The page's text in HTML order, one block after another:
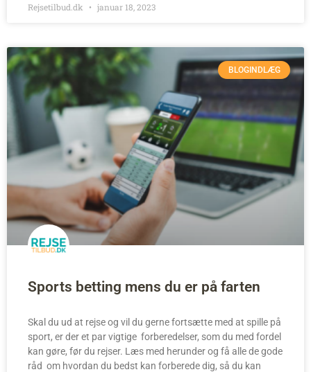
Rejsetilbud.dk januar 18, 2023
BLOGINDLÆG
Sports betting mens du er på farten
Skal du ud at rejse og vil du gerne fortsætte med at spille på
sport, er der et par vigtige forberedelser, som du med fordel
kan gøre, før du rejser. Læs med herunder og få alle de gode
råd om hvordan du bedst kan forberede dig, så du kan